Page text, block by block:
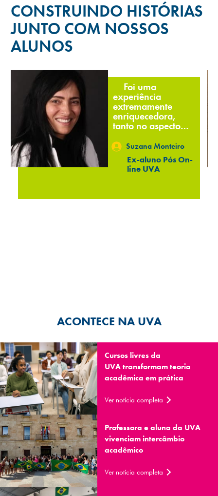
CONSTRUINDO HISTÓRIAS
JUNTO COM NOSSOS
ALUNOS
Foi uma
experiência
extremamente
enriquecedora,
tanto no aspecto
estratégico.
Suzana Monteiro
Ex-aluno Pós On-
line UVA
ACONTECE NA UVA
Cursos livres da
UVA transformam teoria
acadêmica em prática
Ver notícia completa
Professora e aluna da UVA
vivenciam intercâmbio
acadêmico
Ver notícia completa